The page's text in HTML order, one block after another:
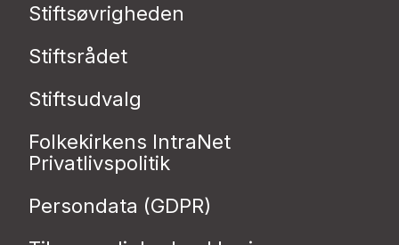
Stiftsøvrigheden
Stiftsrådet
Stiftsudvalg
Folkekirkens IntraNet
Privatlivspolitik
Persondata (GDPR)